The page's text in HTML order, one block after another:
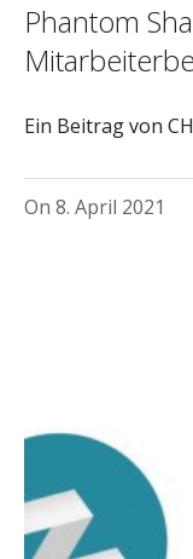
Phantom
Ein Beitrag von
On 8. April 2021